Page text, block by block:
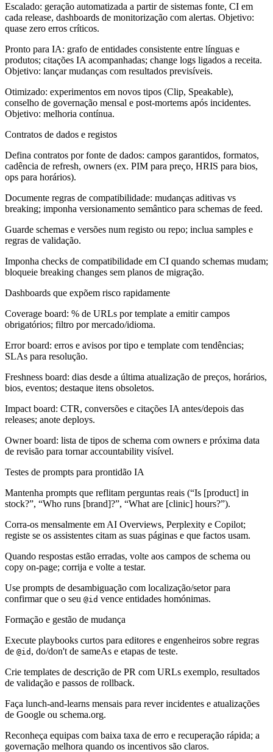
Escalado: geração automatizada a partir de sistemas fonte, CI em
cada release, dashboards de monitorização com alertas. Objetivo:
quase zero erros críticos.
Pronto para IA: grafo de entidades consistente entre línguas e
produtos; citações IA acompanhadas; change logs ligados a receita.
Objetivo: lançar mudanças com resultados previsíveis.
Otimizado: experimentos em novos tipos (Clip, Speakable),
conselho de governação mensal e post-mortems após incidentes.
Objetivo: melhoria contínua.
Contratos de dados e registos
Defina contratos por fonte de dados: campos garantidos, formatos,
cadência de refresh, owners (ex. PIM para preço, HRIS para bios,
ops para horários).
Documente regras de compatibilidade: mudanças aditivas vs
breaking; imponha versionamento semântico para schemas de feed.
Guarde schemas e versões num registo ou repo; inclua samples e
regras de validação.
Imponha checks de compatibilidade em CI quando schemas mudam;
bloqueie breaking changes sem planos de migração.
Dashboards que expõem risco rapidamente
Coverage board: % de URLs por template a emitir campos
obrigatórios; filtro por mercado/idioma.
Error board: erros e avisos por tipo e template com tendências;
SLAs para resolução.
Freshness board: dias desde a última atualização de preços, horários,
bios, eventos; destaque itens obsoletos.
Impact board: CTR, conversões e citações IA antes/depois das
releases; anote deploys.
Owner board: lista de tipos de schema com owners e próxima data
de revisão para tornar accountability visível.
Testes de prompts para prontidão IA
Mantenha prompts que reflitam perguntas reais (“Is [product] in
stock?”, “Who runs [brand]?”, “What are [clinic] hours?”).
Corra-os mensalmente em AI Overviews, Perplexity e Copilot;
registe se os assistentes citam as suas páginas e que factos usam.
Quando respostas estão erradas, volte aos campos de schema ou
copy on-page; corrija e volte a testar.
Use prompts de desambiguação com localização/setor para
confirmar que o seu @id vence entidades homónimas.
Formação e gestão de mudança
Execute playbooks curtos para editores e engenheiros sobre regras
de @id , do/don't de sameAs e etapas de teste.
Crie templates de descrição de PR com URLs exemplo, resultados
de validação e passos de rollback.
Faça lunch-and-learns mensais para rever incidentes e atualizações
de Google ou schema.org.
Reconheça equipas com baixa taxa de erro e recuperação rápida; a
governação melhora quando os incentivos são claros.